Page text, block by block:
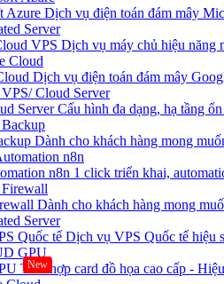
Azure Dịch vụ điện toán đám mây
VPS Dịch vụ máy chủ hiệu năng
Dịch vụ điện toán đám mây
ServerCấu hình đa dạng, hạ tầng
Dành cho khách hàng mong
n8n 1 click triển khai,
Dành cho khách hàng mong
Quốc tế Dịch vụ VPS Quốc tế hiệu
New
Tích hợp card đồ họa cao cấp -